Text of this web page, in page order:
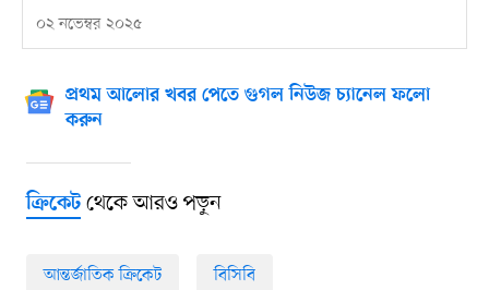
০২ নভেম্বর ২০২৫
প্রথম আলোর খবর পেতে গুগল নিউজ চ্যানেল ফলো
করুন
ক্রিকেটথেকে আরও পড়ুন
আন্তর্জাতিক ক্রিকেট বিসিবি